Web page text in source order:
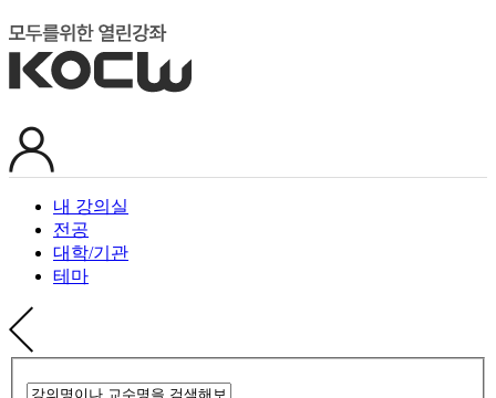
내 강의실
전공
대학/기관
테마